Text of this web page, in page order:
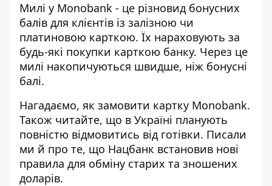
Милі у Monobank - це різновид бонусних
балів для клієнтів із залізною чи
платиновою карткою. Їх нараховують за
будь-які покупки карткою банку. Через це
милі накопичуються швидше, ніж бонусні
балі.
Нагадаємо, як замовити картку Monobank.
Також читайте, що в Україні планують
повністю відмовитись від готівки. Писали
ми й про те, що Нацбанк встановив нові
правила для обміну старих та зношених
доларів.